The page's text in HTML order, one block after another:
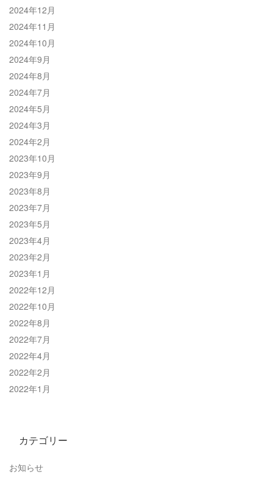
2024年12月
2024年11月
2024年10月
2024年9月
2024年8月
2024年7月
2024年5月
2024年3月
2024年2月
2023年10月
2023年9月
2023年8月
2023年7月
2023年5月
2023年4月
2023年2月
2023年1月
2022年12月
2022年10月
2022年8月
2022年7月
2022年4月
2022年2月
2022年1月
カテゴリー
お知らせ